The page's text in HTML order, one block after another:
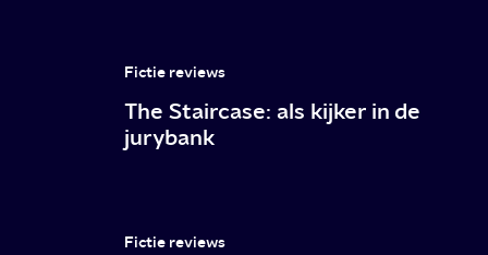
Fictie reviews
The Staircase: als kijker in de
jurybank
Fictie reviews